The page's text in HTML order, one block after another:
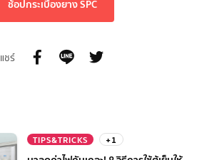
ช้อปกระเบื้องยาง SPC
แชร์
TIPS&TRICKS +1